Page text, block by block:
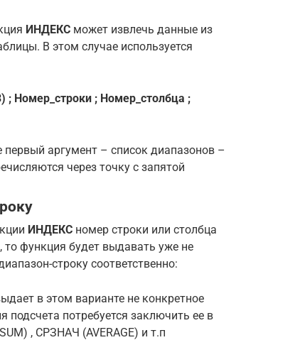
ИНДЕКС может извлечь данные из
В этом случае используется
Номер_строки ; Номер_столбца ;
первый аргумент – список диапазонов –
через точку с запятой
ИНДЕКС номер строки или столбца
функция будет выдавать уже не
строку соответственно:
в этом варианте не конкретное
подсчета потребуется заключить ее в
, СРЗНАЧ (AVERAGE) и т.п